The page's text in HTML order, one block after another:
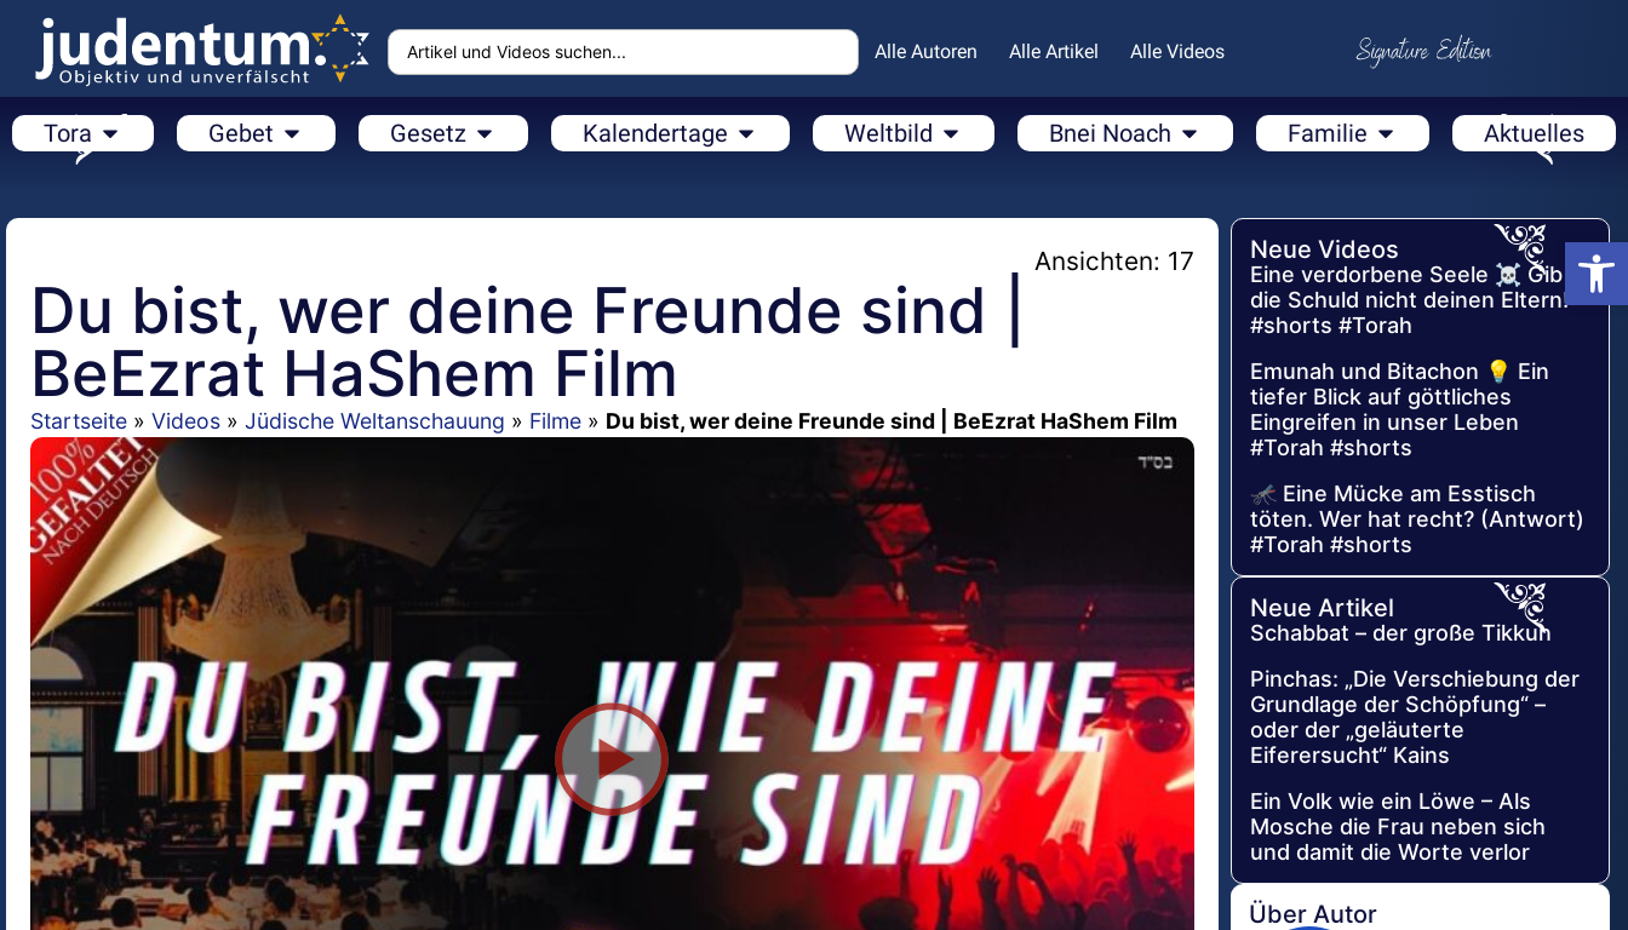
Alle Autoren Alle Artikel Alle Videos
Tora Gebet Gesetz Kalendertage Weltbild Bnei Noach Familie Aktuelles
Ansichten: 17
Du bist, wer deine Freunde sind |
BeEzrat HaShem Film
Startseite » Videos » Jüdische Weltanschauung » Filme » Du bist, wer deine Freunde sind | BeEzrat HaShem Film
Neue Videos
Eine verdorbene Seele ☠️ Gib
die Schuld nicht deinen Eltern!
#shorts #Torah
Emunah und Bitachon 💡 Ein
tiefer Blick auf göttliches
Eingreifen in unser Leben
#Torah #shorts
🦟 Eine Mücke am Esstisch
töten. Wer hat recht? (Antwort)
#Torah #shorts
Neue Artikel
Schabbat – der große Tikkun
Pinchas: „Die Verschiebung der
Grundlage der Schöpfung“ –
oder der „geläuterte
Eiferersucht“ Kains
Ein Volk wie ein Löwe – Als
Mosche die Frau neben sich
und damit die Worte verlor
Über Autor